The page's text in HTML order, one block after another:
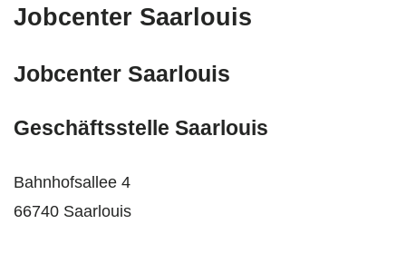
Jobcenter Saarlouis
Jobcenter Saarlouis
Geschäftsstelle Saarlouis
Bahnhofsallee 4
66740 Saarlouis